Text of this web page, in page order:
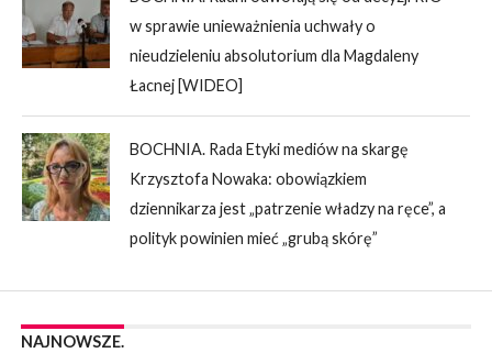
w sprawie unieważnienia uchwały o
nieudzieleniu absolutorium dla Magdaleny
Łacnej [WIDEO]
BOCHNIA. Rada Etyki mediów na skargę
Krzysztofa Nowaka: obowiązkiem
dziennikarza jest „patrzenie władzy na ręce”, a
polityk powinien mieć „grubą skórę”
NAJNOWSZE.